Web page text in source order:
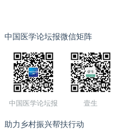
中国医学论坛报微信矩阵
中国医学论坛报 壹生
助力乡村振兴帮扶行动